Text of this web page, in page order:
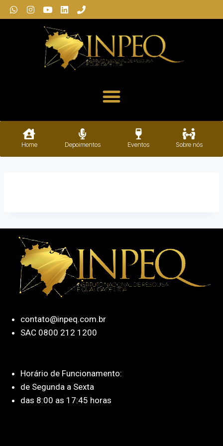
Home Depoimentos Eventos Sobre nós
contato@inpeq.com.br
SAC 0800 212 1200
Horário de Funcionamento:
de Segunda a Sexta
das 8:00 as 17:45 horas